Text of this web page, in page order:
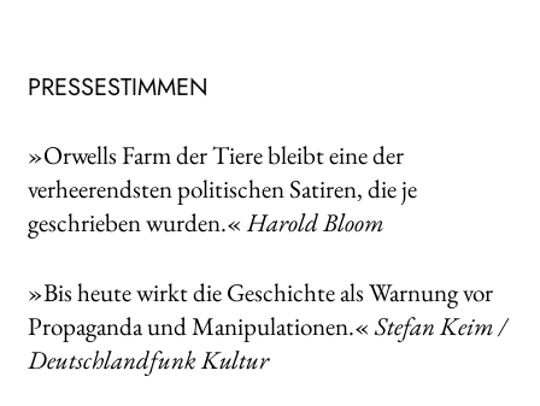
PRESSESTIMMEN
»Orwells Farm der Tiere bleibt eine der
verheerendsten politischen Satiren, die je
geschrieben wurden.«Harold Bloom
»Bis heute wirkt die Geschichte als Warnung vor
Propaganda und Manipulationen.«Stefan Keim /
Deutschlandfunk Kultur